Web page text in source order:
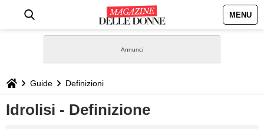
MENU
STILE
Guide Definizioni
Idrolisi - Definizione